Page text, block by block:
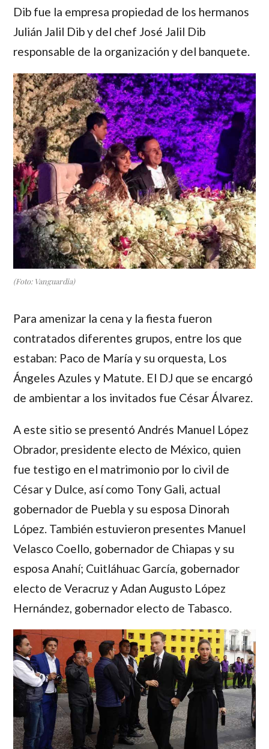
Dib fue la empresa propiedad de los hermanos
Julián Jalil Dib y del chef José Jalil Dib
responsable de la organización y del banquete.
(Foto: Vanguardia)
Para amenizar la cena y la fiesta fueron
contratados diferentes grupos, entre los que
estaban: Paco de María y su orquesta, Los
Ángeles Azules y Matute. El DJ que se encargó
de ambientar a los invitados fue César Álvarez.
A este sitio se presentó Andrés Manuel López
Obrador, presidente electo de México, quien
fue testigo en el matrimonio por lo civil de
César y Dulce, así como Tony Gali, actual
gobernador de Puebla y su esposa Dinorah
López. También estuvieron presentes Manuel
Velasco Coello, gobernador de Chiapas y su
esposa Anahí; Cuitláhuac García, gobernador
electo de Veracruz y Adan Augusto López
Hernández, gobernador electo de Tabasco.